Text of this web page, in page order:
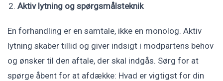
Aktiv lytning og spørgsmålsteknik
En forhandling er en samtale, ikke en monolog. Aktiv
lytning skaber tillid og giver indsigt i modpartens behov
og ønsker til den aftale, der skal indgås. Sørg for at
spørge åbent for at afdække: Hvad er vigtigst for din